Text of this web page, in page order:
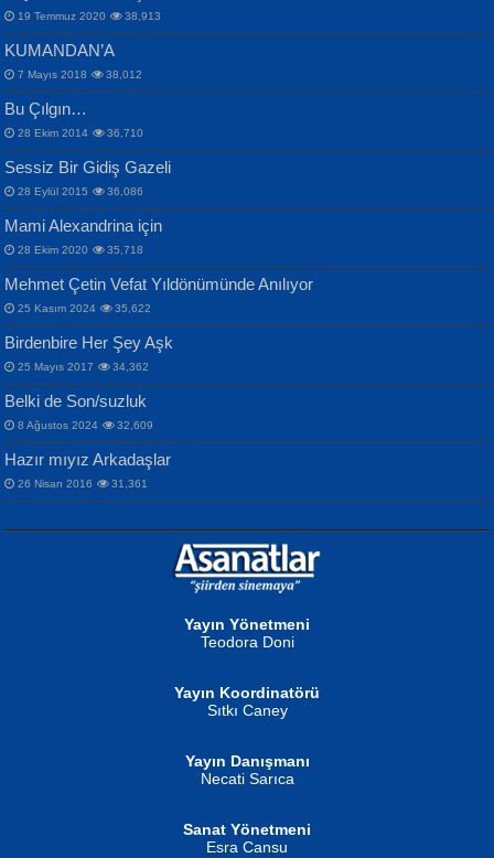
İPEK ACAR SERT
Gazze’nin Şecaati, Ümmetin İmtihanı...
MAHMUT GÜRBÜZ
İbrahim Olmak ve Bitirebilmek...
NURAN KÖSE BAYDAR
Selahattin Yıldız
İdrakimle Üşürken...
Songül Özel
Mahzen...
Ben Deniz Değilim ki...
ERDEM BAYAZIT
Sana, Bana, Vatanıma, Ülkemin
İnsanlarına Dair...
NAZIM HİKMET RAN
Bir Cezaevinde, Tecritteki Adamın
Mektupları...
19 Temmuz 2020 38,913
KUMANDAN’A
7 Mayıs 2018 38,012
Bu Çılgın…
28 Ekim 2014 36,710
Sessiz Bir Gidiş Gazeli
28 Eylül 2015 36,086
Mami Alexandrina için
28 Ekim 2020 35,718
Mehmet Çetin Vefat Yıldönümünde Anılıyor
25 Kasım 2024 35,622
Birdenbire Her Şey Aşk
25 Mayıs 2017 34,362
Belki de Son/suzluk
8 Ağustos 2024 32,609
Hazır mıyız Arkadaşlar
26 Nisan 2016 31,361
Yayın Yönetmeni
Teodora Doni
Yayın Koordinatörü
Sıtkı Caney
Yayın Danışmanı
Necati Sarıca
Sanat Yönetmeni
Esra Cansu